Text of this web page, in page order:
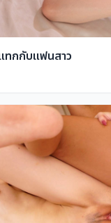
ทกกับแฟนสาว